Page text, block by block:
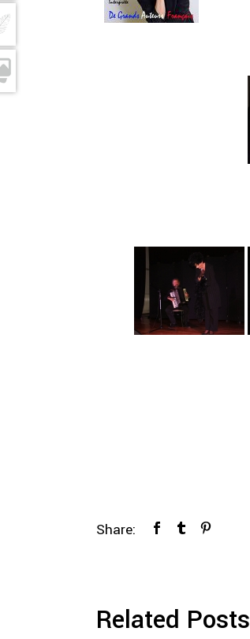
Share:
Related Posts